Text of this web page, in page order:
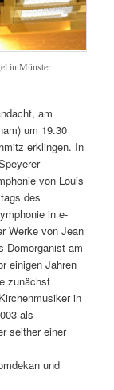
in Münster
am
um 19.30
erklingen. In
von Louis
des
in e-
Werke von Jean
Domorganist am
einigen Jahren
zunächst
in
als
seither einer
und